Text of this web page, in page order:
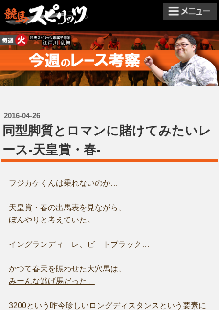
2016-04-26
同型脚質とロマンに賭けてみたいレ
ース-天皇賞・春-
フジカケくんは乗れないのか…
天皇賞・春の出馬表を見ながら、
ぼんやりと考えていた。
イングランディーレ、ビートブラック…
かつて春天を賑わせた大穴馬は、
みーんな逃げ馬だった。
3200という昨今珍しいロングディスタンスという要素に